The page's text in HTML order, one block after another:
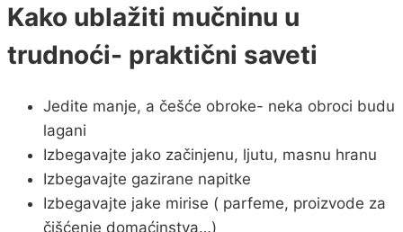
Kako ublažiti mučninu u
trudnoći- praktični saveti
Jedite manje, a češće obroke- neka obroci budu
lagani
Izbegavajte jako začinjenu, ljutu, masnu hranu
Izbegavajte gazirane napitke
Izbegavajte jake mirise ( parfeme, proizvode za
čišćenje domaćinstva…)